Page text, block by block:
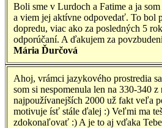
Boli sme v Lurdoch a Fatime a ja
a viem jej aktívne odpovedať. To bol
dopredu, viac ako za posledných 5
odporúčaní. A ďakujem za
Mária Ďurčová
Ahoj, vrámci jazykového prostredia
som si nespomenula len na 330-340
najpoužívanejších 2000 už fakt veľa
motivuje ísť stále ďalej :) Veľmi ma
zdokonaľovať :) A je to aj vďaka